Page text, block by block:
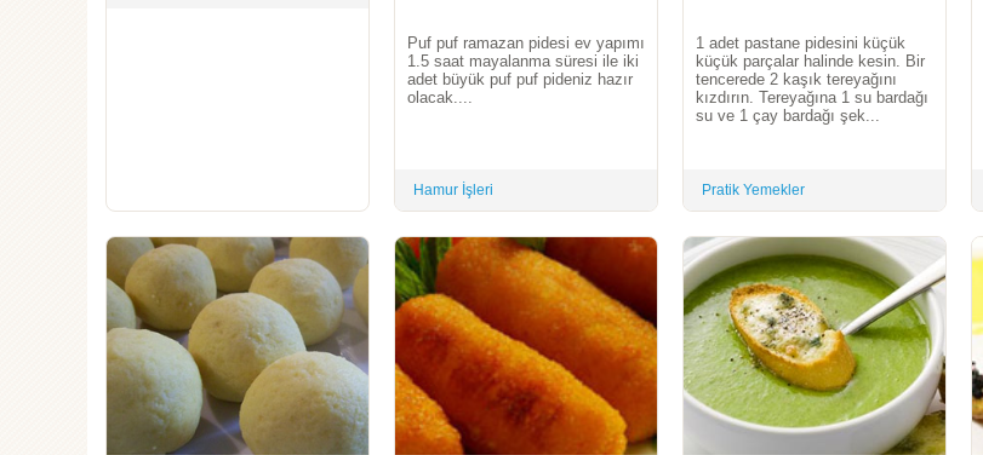
Puf puf ramazan pidesi ev yapımı
1.5 saat mayalanma süresi ile iki
adet büyük puf puf pideniz hazır
olacak....
Hamur İşleri
1 adet pastane pidesini küçük
küçük parçalar halinde kesin. Bir
tencerede 2 kaşık tereyağını
kızdırın. Tereyağına 1 su bardağı
su ve 1 çay bardağı şek...
Pratik Yemekler